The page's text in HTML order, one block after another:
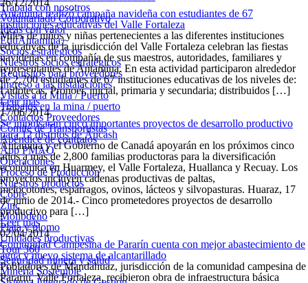
Trabaja con nosotros
Voluntariado Corporativo
Ideas con valor
EduAntamina+
Socios estratégicos
Nuestros socios estratégicos
Requisitos para proveedores
Ingreso a las instalaciones
Visitas a la Mina / Puerto
Trabajos en la mina / puerto
Contactos Proveedores
Comité de Transportistas
Apéndice de contratos
App PMAO
Operaciones
Proceso de Producción
Nuestros productos
Cobre
Zinc
Molibdeno
Plata y plomo
Unidades productivas
Tour 360
Seguridad minera y salud
Minería Sostenible
26/12/2014
Antamina realizó campaña navideña con estudiantes de 67
instituciones educativas del Valle Fortaleza
Miles de niños y niñas pertenecientes a las diferentes instituciones
educativas de la jurisdicción del Valle Fortaleza celebran las fiestas
navideñas en compañía de sus maestros, autoridades, familiares y
representantes de Antamina. En esta actividad participaron alrededor
de 2,700 estudiantes de 67 instituciones educativas de los niveles de:
Ludotecas, Pronoei, inicial, primaria y secundaria; distribuidos […]
Leer más
17/06/2014
Se impulsarán cinco importantes proyectos de desarrollo productivo
para 12 distritos de Áncash
Antamina y el Gobierno de Canadá apoyarán en los próximos cinco
años a más de 2,800 familias productoras para la diversificación
económica en Huarmey, el Valle Fortaleza, Huallanca y Recuay. Los
proyectos incluyen cadenas productivas de paltas,
melocotones, espárragos, ovinos, lácteos y silvopasturas. Huaraz, 17
de junio de 2014.- Cinco prometedores proyectos de desarrollo
productivo para […]
Leer más
02/04/2014
Comunidad Campesina de Pararín cuenta con mejor abastecimiento de
agua y nuevo sistema de alcantarillado
Pobladores de Mandahuaz, jurisdicción de la comunidad campesina de
Pararín, Valle Fortaleza, recibieron obra de infraestructura básica